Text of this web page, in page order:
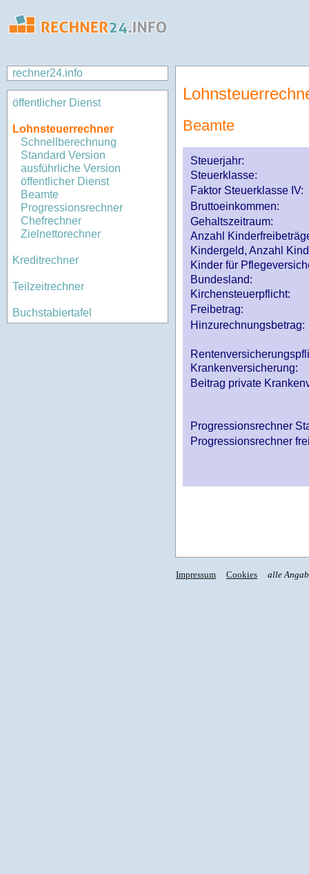
rechner24.info
öffentlicher Dienst
Lohnsteuerrechner
Schnellberechnung
Standard Version
ausführliche Version
öffentlicher Dienst
Beamte
Progressionsrechner
Chefrechner
Zielnettorechner
Kreditrechner
Teilzeitrechner
Buchstabiertafel
Beamte
Steuerjahr:
Steuerklasse:
Faktor Steuerklasse IV:
Bruttoeinkommen:
Gehaltszeitraum:
Anzahl
Kindergeld, Anzahl
Kinder für
Bundesland:
Kirchensteuerpflicht:
Freibetrag:
Hinzurechnungsbetrag:
Krankenversicherung:
Beitrag private
Progressionsrechner
Progressionsrechner
Impressum Cookies alle